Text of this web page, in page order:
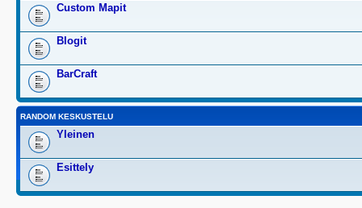
Custom Mapit
Blogit
BarCraft
RANDOM KESKUSTELU
Yleinen
Esittely